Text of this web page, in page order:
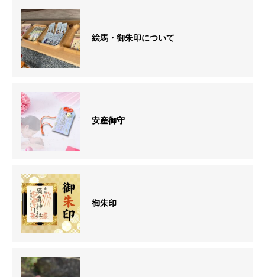
絵馬・御朱印について
安産御守
御朱印